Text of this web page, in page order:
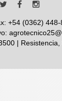
+54 (0362)
|